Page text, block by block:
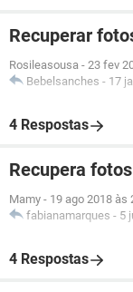
Recuperar
Rosileasousa - 23 fev
Bebelsanches - 17
4 Respostas
Recupera
Mamy - 19 ago 2018 às
fabianamarques - 5
4 Respostas